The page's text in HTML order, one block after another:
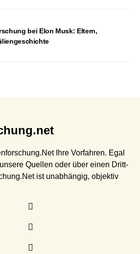
bei Elon Musk: Eltern,
Ihre Vorfahren. Egal
Quellen oder über einen Dritt-
ist unabhängig, objektiv